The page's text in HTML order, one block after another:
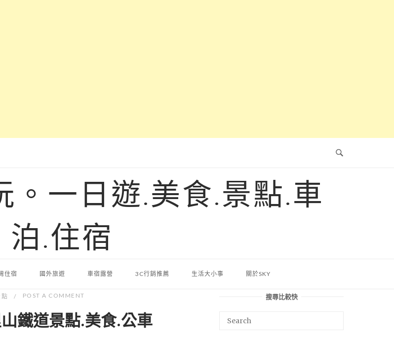
。一日遊.美食.景點.車
泊.住宿
住宿 國外旅遊 車宿露營 3C行銷推薦 生活大小事 關於SKY
POST A COMMENT
鐵道景點.美食.公車
搜尋比較快